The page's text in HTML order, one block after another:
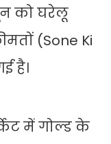
को घरेलू
(Sone Ki
है।
में गोल्ड के